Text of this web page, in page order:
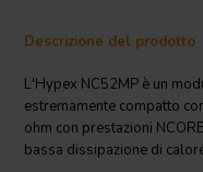
Descrizione del prodotto
L'Hypex NC52MP è un
estremamente compatto
ohm con prestazioni
bassa dissipazione di